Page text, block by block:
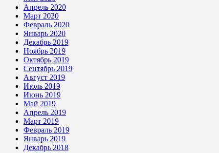
Апрель 2020
Март 2020
Февраль 2020
Январь 2020
Декабрь 2019
Ноябрь 2019
Октябрь 2019
Сентябрь 2019
Август 2019
Июль 2019
Июнь 2019
Май 2019
Апрель 2019
Март 2019
Февраль 2019
Январь 2019
Декабрь 2018